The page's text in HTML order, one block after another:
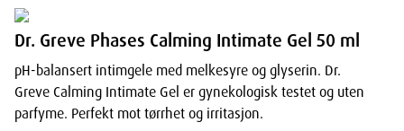
Dr. Greve Phases Calming Intimate Gel 50 ml
pH-balansert intimgele med melkesyre og glyserin. Dr.
Greve Calming Intimate Gel er gynekologisk testet og uten
parfyme. Perfekt mot tørrhet og irritasjon.